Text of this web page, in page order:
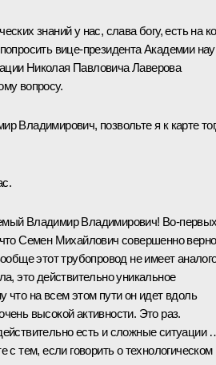
знаний у нас, слава богу, есть на
вице-президента Академии
Николая Павловича Лаверова
вопросу.
Владимирович, позвольте я к карте
Владимир Владимирович!
Семен Михайлович совершенно верно
этот трубопровод не имеет
это действительно уникальное
что на всем этом пути он идет вдоль
высокой активности. Это раз.
есть и сложные ситуации
с тем, если говорить о технологическом